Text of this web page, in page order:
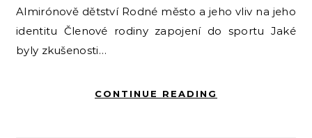
Almirónově dětství Rodné město a jeho vliv na jeho
identitu Členové rodiny zapojení do sportu Jaké
byly zkušenosti…
CONTINUE READING